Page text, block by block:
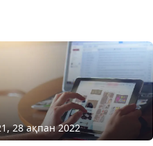
28 ақпан 2022